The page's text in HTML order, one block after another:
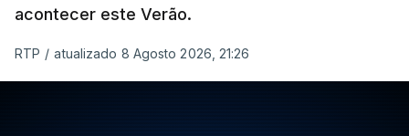
acontecer este Verão.
RTP / atualizado 8 Agosto 2026, 21:26